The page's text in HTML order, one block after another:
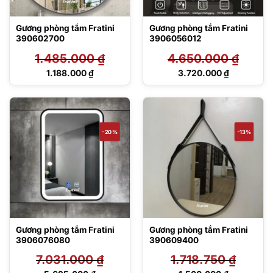
Gương phòng tắm Fratini
390602700
1.485.000₫
Giá
1.485.000 ₫.
1.188.000₫
Giá
tại
là:
1.188.000 ₫.
Gương phòng tắm Fratini
3906056012
4.650.000₫
Giá
4.650.000 ₫.
3.720.000₫
Giá
tại
là:
3.720.000 ₫.
-20%
Gương phòng tắm Fratini
3906076080
7.031.000₫
-13%
Gương phòng tắm Fratini
390609400
1.718.750₫